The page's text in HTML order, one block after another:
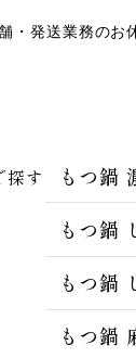
探す
もつ鍋
もつ鍋
もつ鍋
もつ鍋
・発送業務のお